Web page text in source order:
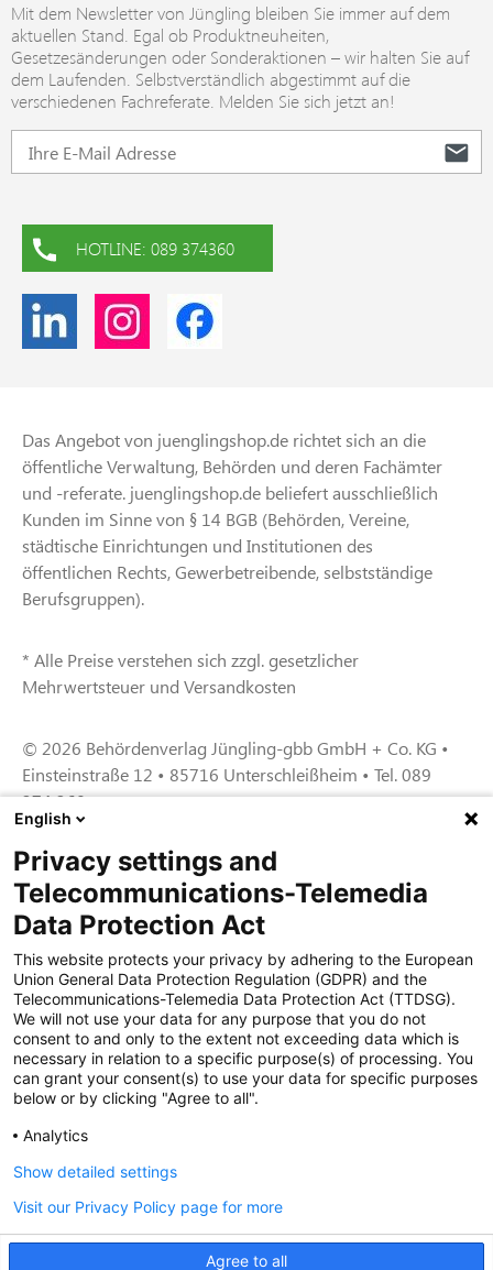
Mit dem Newsletter von Jüngling bleiben Sie immer auf dem
aktuellen Stand. Egal ob Produktneuheiten,
Gesetzesänderungen oder Sonderaktionen – wir halten Sie auf
dem Laufenden. Selbstverständlich abgestimmt auf die
verschiedenen Fachreferate. Melden Sie sich jetzt an!
HOTLINE: 089 374360
Das Angebot von juenglingshop.de richtet sich an die
öffentliche Verwaltung, Behörden und deren Fachämter
und -referate. juenglingshop.de beliefert ausschließlich
Kunden im Sinne von § 14 BGB (Behörden, Vereine,
städtische Einrichtungen und Institutionen des
öffentlichen Rechts, Gewerbetreibende, selbstständige
Berufsgruppen).
* Alle Preise verstehen sich zzgl. gesetzlicher
Mehrwertsteuer und Versandkosten
© 2026 Behördenverlag Jüngling-gbb GmbH + Co. KG •
Einsteinstraße 12 • 85716 Unterschleißheim • Tel. 089
374 360
Zertifiziert für das Sicherheitsmanagem
entsystem unter TU4® durch TÜViT Essen
Zertifiziert für das QM-System nach DIN EN
ISO 9001: 2015, Reg.-Nr. 44 100 091350
durch TÜV NORD CERT
Zertifiziert für Sicherheits- und
Zertifiziert als qualifiziertes Unternehmen für
öffentliche Aufträge durch das ABZ Bayern
English
Privacy settings and
Telecommunications-Telemedia
Data Protection Act
This website protects your privacy by adhering to the European
Union General Data Protection Regulation (GDPR) and the
Telecommunications-Telemedia Data Protection Act (TTDSG).
We will not use your data for any purpose that you do not
consent to and only to the extent not exceeding data which is
necessary in relation to a specific purpose(s) of processing. You
can grant your consent(s) to use your data for specific purposes
below or by clicking "Agree to all".
Analytics
Agree to all
Show detailed settings
Visit our Privacy Policy page for more